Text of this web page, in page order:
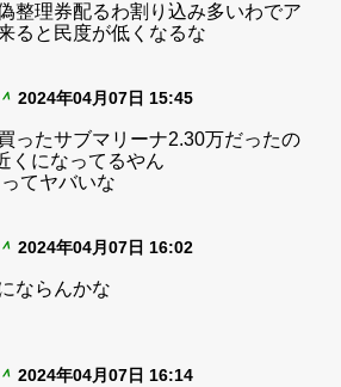
整理券配るわ割り込み多いわでア
ると民度が低くなるな
2024年04月07日 15:45
ったサブマリーナ2.30万だったの
くになってるやん
てヤバいな
2024年04月07日 16:02
ならんかな
2024年04月07日 16:14